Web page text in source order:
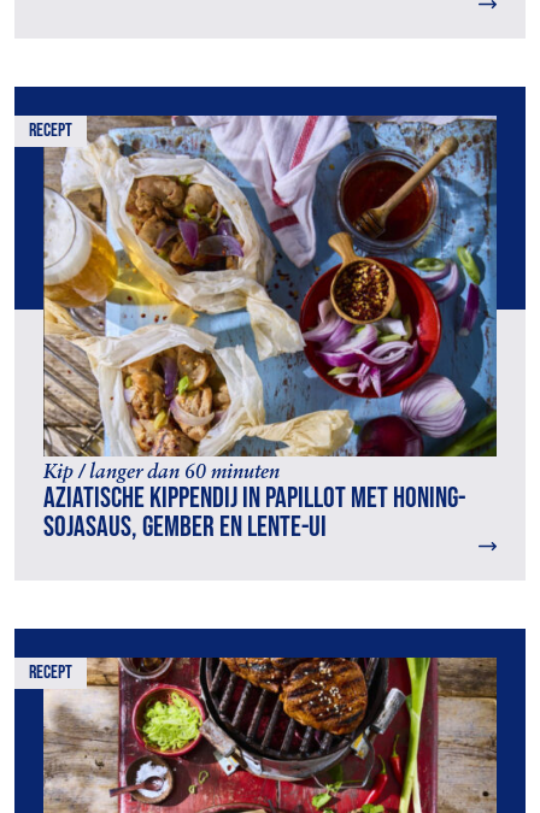
recept
Kip / langer dan 60 minuten
Aziatische kippendij in papillot met honing-
sojasaus, gember en lente-ui
recept